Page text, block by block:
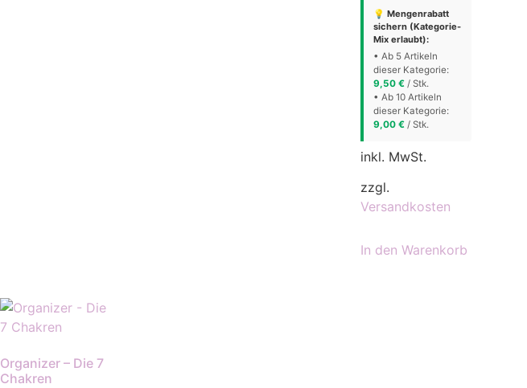
💡 Mengenrabatt
sichern (Kategorie-
Mix erlaubt):
• Ab 5 Artikeln
dieser Kategorie:
9,50 € / Stk.
• Ab 10 Artikeln
dieser Kategorie:
9,00 € / Stk.
inkl. MwSt.
zzgl.
Versandkosten
In den Warenkorb
Organizer – Die 7
Chakren